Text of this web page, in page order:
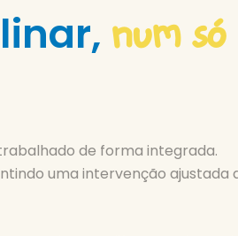
num só
de forma integrada.
uma intervenção ajustada